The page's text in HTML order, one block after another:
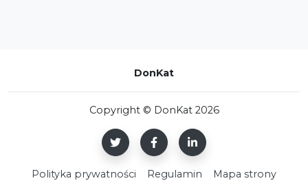
DonKat
Copyright © DonKat 2026
Polityka prywatności Regulamin Mapa strony